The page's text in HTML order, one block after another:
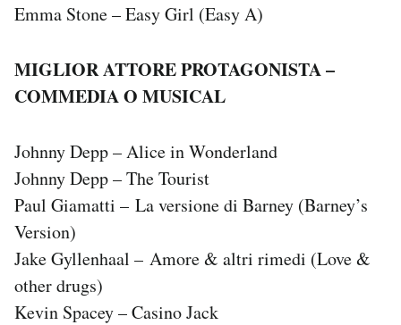
Emma Stone – Easy Girl (Easy A)
MIGLIOR ATTORE PROTAGONISTA –
COMMEDIA O MUSICAL
Johnny Depp – Alice in Wonderland
Johnny Depp – The Tourist
Paul Giamatti – La versione di Barney (Barney’s
Version)
Jake Gyllenhaal – Amore & altri rimedi (Love &
other drugs)
Kevin Spacey – Casino Jack